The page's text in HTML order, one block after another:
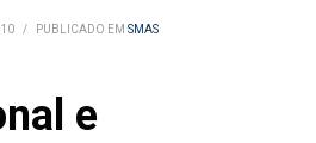
/ PUBLICADO EM SMAS
e